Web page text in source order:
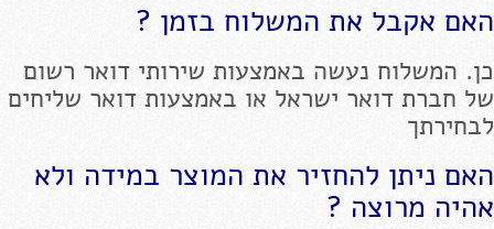
האם אקבל את המשלוח בזמן ?
כן. המשלוח נעשה באמצעות שירותי דואר רשום
של חברת דואר ישראל או באמצעות דואר שליחים
לבחירתך
האם ניתן להחזיר את המוצר במידה ולא
אהיה מרוצה ?